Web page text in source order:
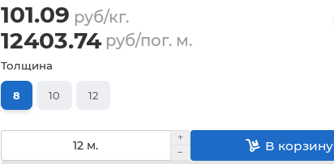
101.09 руб/кг.
12403.74 руб/пог. м.
Толщина
8 10 12
В корзину